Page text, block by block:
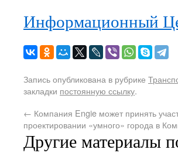
Информационный
Запись опубликована в рубрике
закладки постоянную ссылку.
← Компания Engie может принять
проектировании «умного» города в
Другие материалы